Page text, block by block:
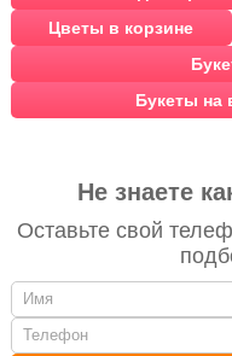
Цветы в корзине
Букеты на
Не знаете
Оставьте свой